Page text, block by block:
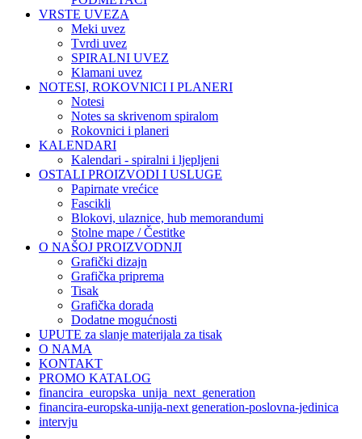
VRSTE UVEZA
Meki uvez
Tvrdi uvez
SPIRALNI UVEZ
Klamani uvez
NOTESI, ROKOVNICI I PLANERI
Notesi
Notes sa skrivenom spiralom
Rokovnici i planeri
KALENDARI
Kalendari - spiralni i ljepljeni
OSTALI PROIZVODI I USLUGE
Papirnate vrećice
Fascikli
Blokovi, ulaznice, hub memorandumi
Stolne mape / Čestitke
O NAŠOJ PROIZVODNJI
Grafički dizajn
Grafička priprema
Tisak
Grafička dorada
Dodatne mogućnosti
UPUTE za slanje materijala za tisak
O NAMA
KONTAKT
PROMO KATALOG
financira_europska_unija_next_generation
financira-europska-unija-next generation-poslovna-jedinica
intervju